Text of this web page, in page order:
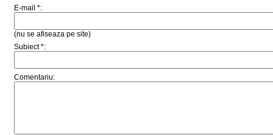
E-mail *:
(nu se afiseaza pe site)
Subiect *:
Comentariu: